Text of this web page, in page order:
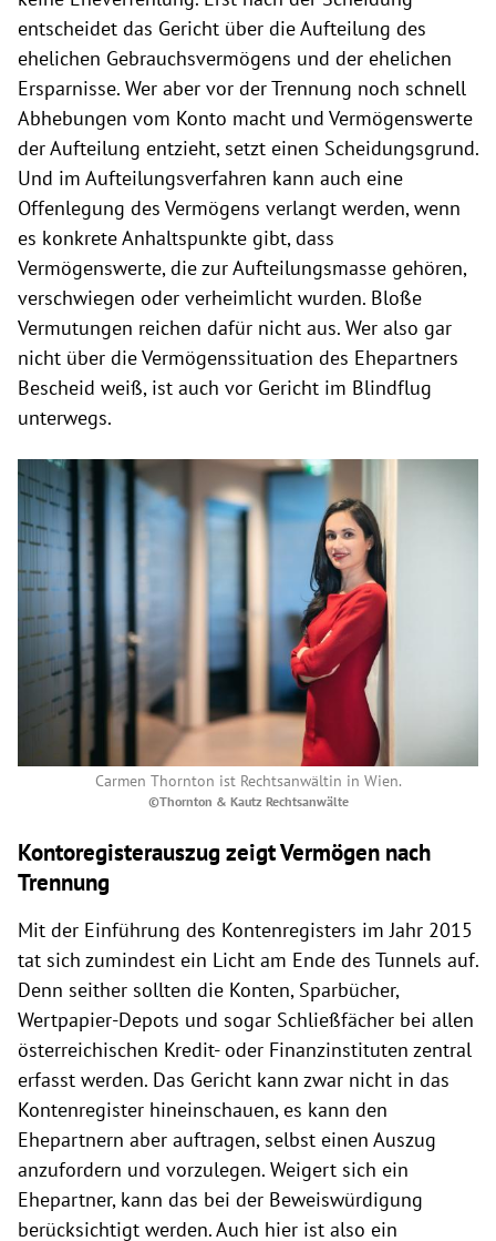
entscheidet das Gericht über die Aufteilung des
ehelichen Gebrauchsvermögens und der ehelichen
Ersparnisse. Wer aber vor der Trennung noch schnell
Abhebungen vom Konto macht und Vermögenswerte
der Aufteilung entzieht, setzt einen Scheidungsgrund.
Und im Aufteilungsverfahren kann auch eine
Offenlegung des Vermögens verlangt werden, wenn
es konkrete Anhaltspunkte gibt, dass
Vermögenswerte, die zur Aufteilungsmasse gehören,
verschwiegen oder verheimlicht wurden. Bloße
Vermutungen reichen dafür nicht aus. Wer also gar
nicht über die Vermögenssituation des Ehepartners
Bescheid weiß, ist auch vor Gericht im Blindflug
unterwegs.
Carmen Thornton ist Rechtsanwältin in Wien.
©Thornton & Kautz Rechtsanwälte
Kontoregisterauszug zeigt Vermögen nach
Trennung
Mit der Einführung des Kontenregisters im Jahr 2015
tat sich zumindest ein Licht am Ende des Tunnels auf.
Denn seither sollten die Konten, Sparbücher,
Wertpapier-Depots und sogar Schließfächer bei allen
österreichischen Kredit- oder Finanzinstituten zentral
erfasst werden. Das Gericht kann zwar nicht in das
Kontenregister hineinschauen, es kann den
Ehepartnern aber auftragen, selbst einen Auszug
anzufordern und vorzulegen. Weigert sich ein
Ehepartner, kann das bei der Beweiswürdigung
berücksichtigt werden. Auch hier ist also ein